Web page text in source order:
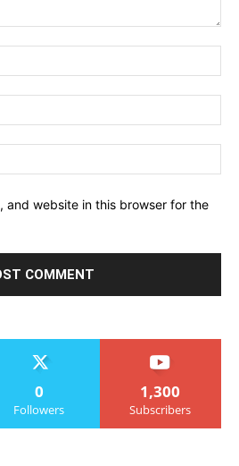
and website in this browser for the
0
Followers
1,300
Subscribers